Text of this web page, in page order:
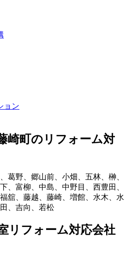
ョン
崎町のリフォーム対
葛野 郷山前 小畑 五林 榊
富柳 中島 中野目 西豊田
福舘 藤越 藤崎 増館 水木
水
吉向 若松
リフォーム対応会社